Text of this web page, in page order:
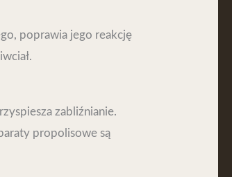
poprawia jego reakcję
zabliźnianie.
propolisowe są